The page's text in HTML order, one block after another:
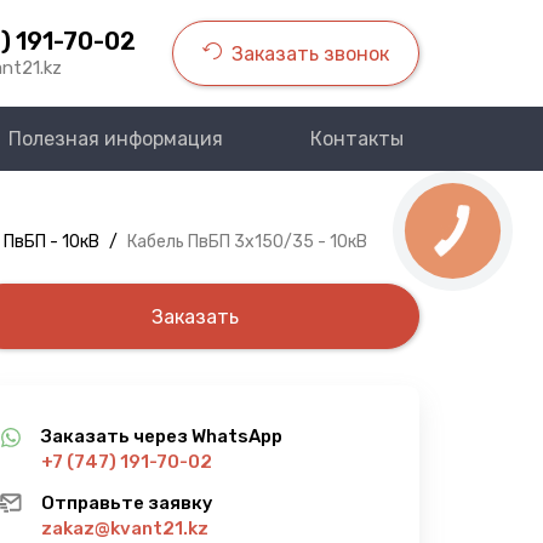
191-70-02 Заказать звонок
Полезная информация Контакты
ПвБП - 10кВ / Кабель ПвБП 3х150/35 - 10кВ
Заказать
Заказать через WhatsApp
+7 (747) 191-70-02
Отправьте заявку
zakaz@kvant21.kz